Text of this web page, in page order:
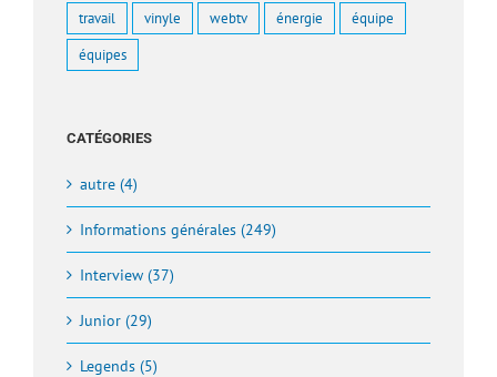
travail vinyle webtv énergie équipe
équipes
CATÉGORIES
autre (4)
Informations générales (249)
Interview (37)
Junior (29)
Legends (5)